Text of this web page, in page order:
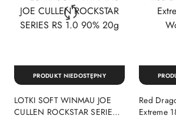
LOTKI SOFT WINMAU JOE
CULLEN ROCKSTAR SERIES
PRODUKT NIEDOSTĘPNY
Red
Extreme